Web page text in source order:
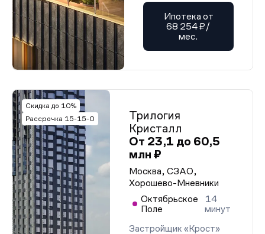
Ипотека от
68 254 ₽/
мес.
Скидка до 10%
Рассрочка 15-15-0
Трилогия
Кристалл
От 23,1 до 60,5
млн ₽
Москва, СЗАО,
Хорошево-Мневники
Октябрьское
Поле
14
минут
Застройщик «Крост»